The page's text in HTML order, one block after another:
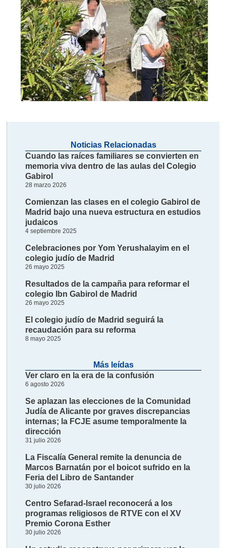
Noticias Relacionadas
Cuando las raíces familiares se convierten en
memoria viva dentro de las aulas del Colegio
Gabirol
28 marzo 2026
Comienzan las clases en el colegio Gabirol de
Madrid bajo una nueva estructura en estudios
judaicos
4 septiembre 2025
Celebraciones por Yom Yerushalayim en el
colegio judío de Madrid
26 mayo 2025
Resultados de la campaña para reformar el
colegio Ibn Gabirol de Madrid
26 mayo 2025
El colegio judío de Madrid seguirá la
recaudación para su reforma
8 mayo 2025
Más leídas
Ver claro en la era de la confusión
6 agosto 2026
Se aplazan las elecciones de la Comunidad
Judía de Alicante por graves discrepancias
internas; la FCJE asume temporalmente la
dirección
31 julio 2026
La Fiscalía General remite la denuncia de
Marcos Barnatán por el boicot sufrido en la
Feria del Libro de Santander
30 julio 2026
Centro Sefarad-Israel reconocerá a los
programas religiosos de RTVE con el XV
Premio Corona Esther
30 julio 2026